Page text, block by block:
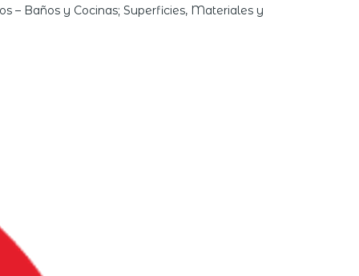
– Baños y Cocinas; Superficies, Materiales y